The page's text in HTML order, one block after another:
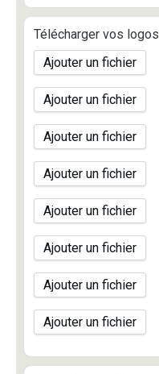
Télécharger vos logos
Ajouter un fichier
Ajouter un fichier
Ajouter un fichier
Ajouter un fichier
Ajouter un fichier
Ajouter un fichier
Ajouter un fichier
Ajouter un fichier